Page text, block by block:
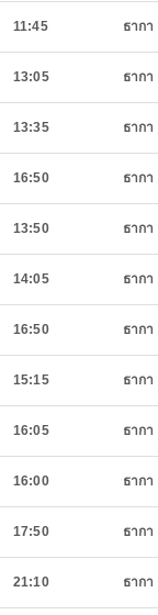
11:45 ธากา
13:05 ธากา
13:35 ธากา
16:50 ธากา
13:50 ธากา
14:05 ธากา
16:50 ธากา
15:15 ธากา
16:05 ธากา
16:00 ธากา
17:50 ธากา
21:10 ธากา